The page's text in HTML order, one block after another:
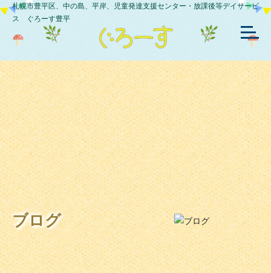
札幌市豊平区、中の島、平岸、児童発達支援センター・放課後等デイサービ
ス ぐろーす豊平
ブログ